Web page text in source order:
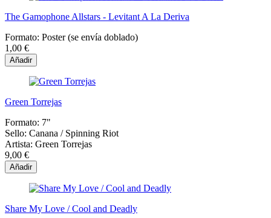
The Gamophone Allstars - Levitant A La Deriva
Formato: Poster (se envía doblado)
1,00 €
Añadir
Green Torrejas
Formato: 7"
Sello: Canana / Spinning Riot
Artista: Green Torrejas
9,00 €
Añadir
Share My Love / Cool and Deadly